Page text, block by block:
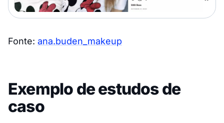
Fonte: ana.buden_makeup
Exemplo de estudos de
caso